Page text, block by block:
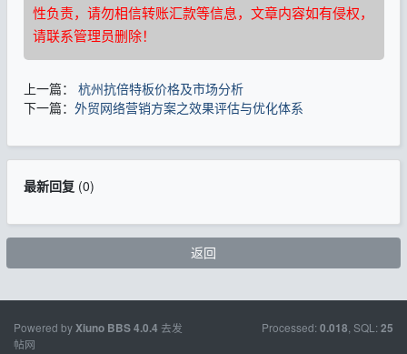
性负责，请勿相信转账汇款等信息，文章内容如有侵权，
请联系管理员删除！
上一篇：
杭州抗倍特板价格及市场分析
下一篇： 外贸网络营销方案之效果评估与优化体系
最新回复(0)
返回
Powered byXiuno BBS4.0.4 去发
帖网
Processed: 0.018 , SQL: 25